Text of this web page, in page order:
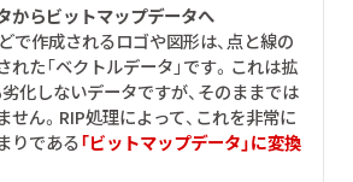
からビットマップデータへ
作成されるロゴや図形は、点と線の
れた「ベクトルデータ」です。これは拡
劣化しないデータですが、そのままでは
せん。RIP処理によって、これを非常に
りである「ビットマップデータ」に変換